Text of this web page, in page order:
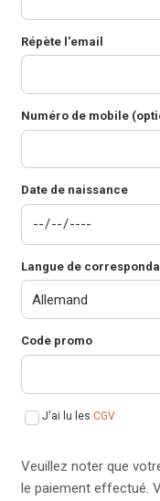
Répète l'email
Numéro de mobile
Date de naissance
Langue de
Code promo
J'ai lu lesCGV
Veuillez noter que
le paiement effectué.